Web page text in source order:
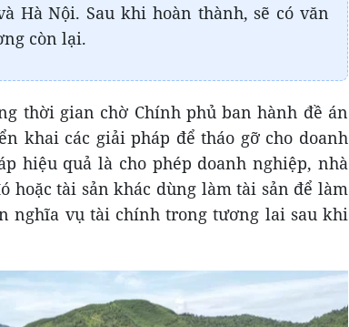
Hà Nội. Sau khi hoàn thành, sẽ có văn
còn lại.
thời gian chờ Chính phủ ban hành đề án
khai các giải pháp để tháo gỡ cho doanh
hiệu quả là cho phép doanh nghiệp, nhà
hoặc tài sản khác dùng làm tài sản để làm
nghĩa vụ tài chính trong tương lai sau khi